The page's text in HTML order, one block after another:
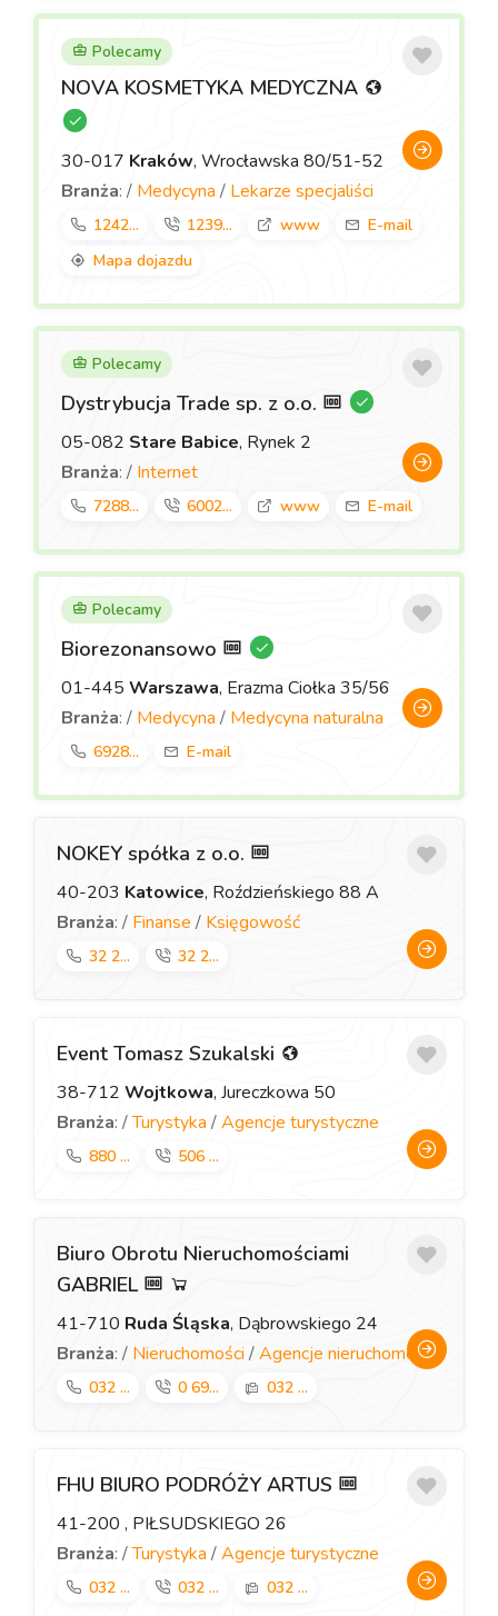
Polecamy
NOVA KOSMETYKA MEDYCZNA
30-017 Kraków, Wrocławska 80/51-52
Branża: / Medycyna / Lekarze specjaliści
1242... 1239... www
E-mail
Mapa dojazdu
Polecamy
Dystrybucja Trade sp. z o.o.
05-082 Stare Babice, Rynek 2
Branża: / Internet
7288... 6002... www E-mail
Polecamy
Biorezonansowo
01-445 Warszawa, Erazma Ciołka 35/56
Branża: / Medycyna / Medycyna naturalna
6928... E-mail
NOKEY spółka z o.o.
40-203 Katowice, Roździeńskiego 88 A
Branża: / Finanse / Księgowość
32 2... 32 2...
Event Tomasz Szukalski
38-712 Wojtkowa, Jureczkowa 50
Branża: /Turystyka /Agencje turystyczne
880 ... 506 ...
Biuro Obrotu Nieruchomościami
GABRIEL
41-710 Ruda Śląska, Dąbrowskiego 24
Branża: / Nieruchomości /Agencje nieruchomości
032 ... 0 69... 032 ...
FHU BIURO PODRÓŻY ARTUS
41-200 , PIŁSUDSKIEGO 26
Branża: /Turystyka /Agencje turystyczne
032 ... 032 ... 032 ...